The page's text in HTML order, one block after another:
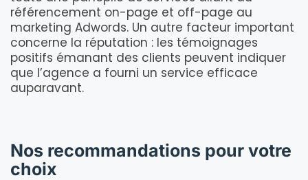
référencement on-page et off-page au
marketing Adwords. Un autre facteur important
concerne la réputation : les témoignages
positifs émanant des clients peuvent indiquer
que l’agence a fourni un service efficace
auparavant.
Nos recommandations pour votre
choix